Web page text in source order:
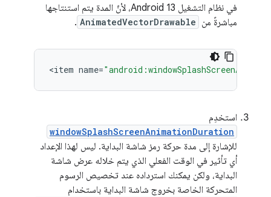
في نظام التشغيل Android 13، لأنّ المدة يتم استنتاجها
مباشرةً من AnimatedVectorDrawable
.
<item name=
استخدِم
windowSplashScreenAnimationDuration
للإشارة إلى مدة حركة رمز شاشة البداية. ليس لهذا الإعداد
أي تأثير في الوقت الفعلي الذي يتم خلاله عرض شاشة
البداية، ولكن يمكنك استرداده عند تخصيص الرسوم
المتحركة الخاصة بخروج شاشة البداية باستخدام